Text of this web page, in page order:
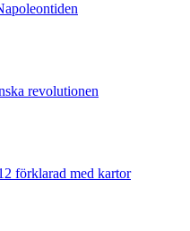
revolutionen
förklarad med kartor